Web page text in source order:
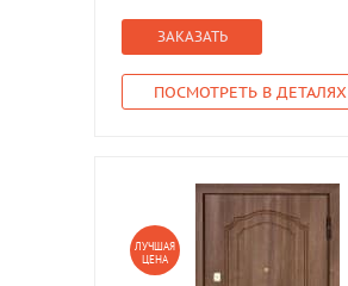
ЗАКАЗАТЬ
ПОСМОТРЕТЬ В ДЕТАЛЯХ
ЛУЧШАЯ
ЦЕНА